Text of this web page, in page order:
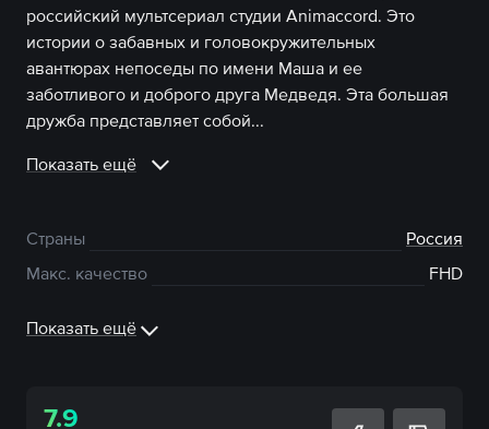
российский мультсериал студии Animaccord. Это
истории о забавных и головокружительных
авантюрах непоседы по имени Маша и ее
заботливого и доброго друга Медведя. Эта большая
дружба представляет собой...
Показать ещё
Страны
Россия
Макс. качество
FHD
Показать ещё
7.9